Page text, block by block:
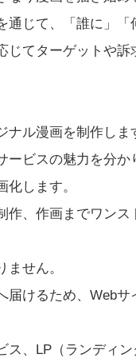
通じて、「誰に」
じてターゲットや
ナル漫画を制作しま
ービスの魅力を分
化します。
作、作画までワン
せん。
届けるため、Web
ス、LP（ランディ